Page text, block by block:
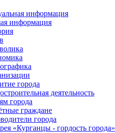
информация
информация
города
деятельность
города
граждане
города
«Курганцы - гордость города»